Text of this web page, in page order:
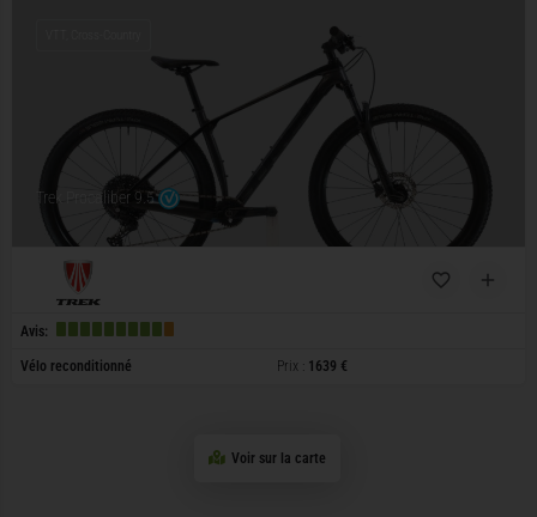
Trek Procaliber 9.5
Avis:
Vélo reconditionné Prix : 1639 €
Voir sur la carte